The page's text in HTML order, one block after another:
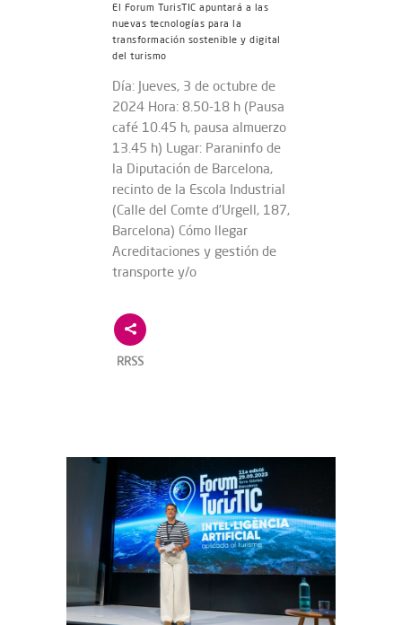
El Forum TurisTIC apuntará a las
nuevas tecnologías para la
transformación sostenible y digital
del turismo
Día: Jueves, 3 de octubre de
2024 Hora: 8.50-18 h (Pausa
café 10.45 h, pausa almuerzo
13.45 h) Lugar: Paraninfo de
la Diputación de Barcelona,
recinto de la Escola Industrial
(Calle del Comte d’Urgell, 187,
Barcelona) Cómo llegar
Acreditaciones y gestión de
transporte y/o
RRSS